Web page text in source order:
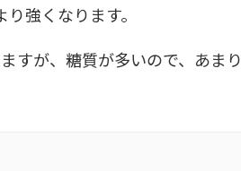
強くなります。
すが、糖質が多いので、あま